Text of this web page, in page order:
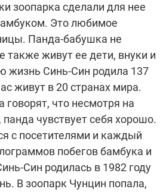
зоопарка сделали для нее
Это любимое
Панда-бабушка не
также живут ее дети, внуки и
жизнь Синь-Син родила 137
живут в 20 странах мира.
говорят, что несмотря на
чувствует себя хорошо.
с посетителями и каждый
побегов бамбука и
Син родилась в 1982 году
В зоопарк Чунцин попала,